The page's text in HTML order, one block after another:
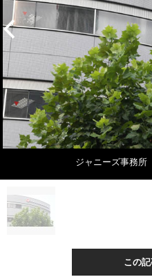
ジャニーズ事務所
この